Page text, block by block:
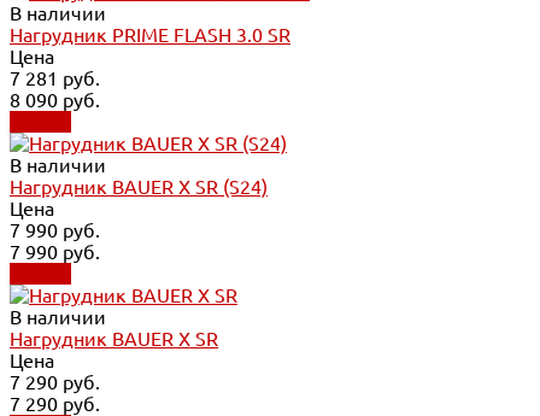
В наличии
Нагрудник PRIME FLASH 3.0 SR
Цена
7 281 руб.
8 090 руб.
В наличии
Нагрудник BAUER X SR (S24)
Цена
7 990 руб.
7 990 руб.
В наличии
Нагрудник BAUER X SR
Цена
7 290 руб.
7 290 руб.